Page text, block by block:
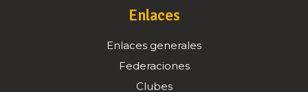
Enlaces
Enlaces generales
Federaciones
Clubes